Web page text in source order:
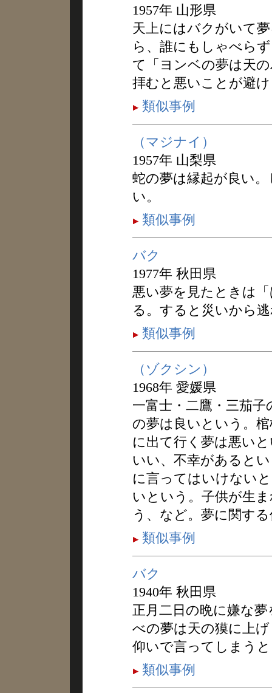
1957年 山形県
天上にはバクがいて
ら、誰にもしゃべら
て「ヨンベの夢は天
拝むと悪いことが避
類似事例
（マジナイ）
1957年 山梨県
蛇の夢は縁起が良い
い。
類似事例
バク
1977年 秋田県
悪い夢を見たときは
る。すると災いから
類似事例
（ゾクシン）
1968年 愛媛県
一富士・二鷹・三茄
の夢は良いという。
に出て行く夢は悪い
いい、不幸があると
に言ってはいけない
いという。子供が生
う、など。夢に関す
類似事例
バク
1940年 秋田県
正月二日の晩に嫌な
べの夢は天の獏に上
仰いで言ってしまう
類似事例